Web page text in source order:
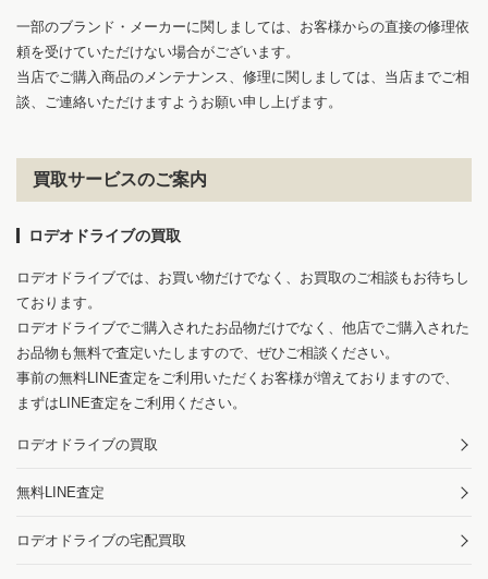
一部のブランド・メーカーに関しましては、お客様からの直接の修理依
頼を受けていただけない場合がございます。
当店でご購入商品のメンテナンス、修理に関しましては、当店までご相
談、ご連絡いただけますようお願い申し上げます。
買取サービスのご案内
ロデオドライブの買取
ロデオドライブでは、お買い物だけでなく、お買取のご相談もお待ちし
ております。
ロデオドライブでご購入されたお品物だけでなく、他店でご購入された
お品物も無料で査定いたしますので、ぜひご相談ください。
事前の無料LINE査定をご利用いただくお客様が増えておりますので、
まずはLINE査定をご利用ください。
ロデオドライブの買取
無料LINE査定
ロデオドライブの宅配買取